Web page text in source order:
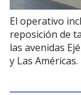
El operativo
reposición de
las avenidas
y Las Américas.